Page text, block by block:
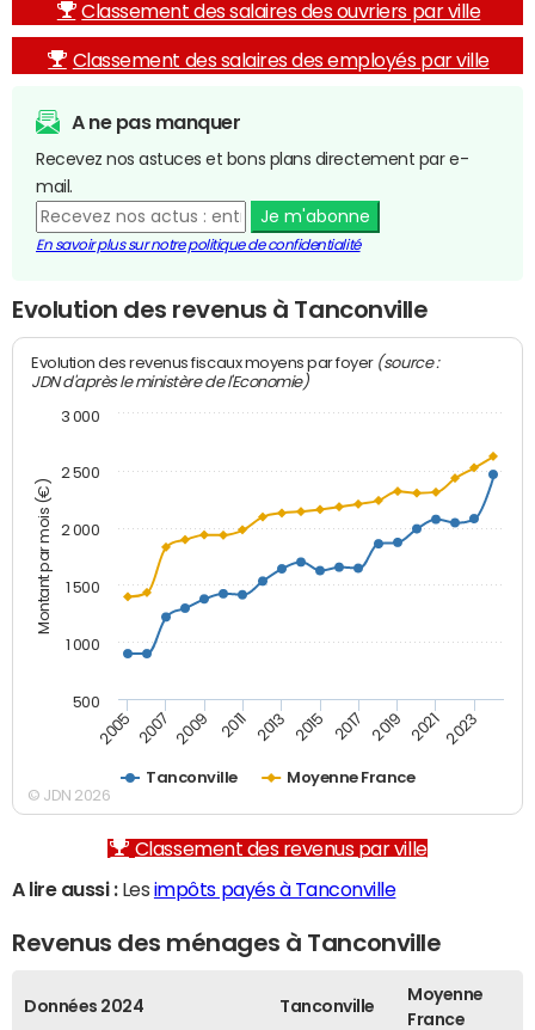
Classement des salaires des ouvriers par ville
Classement des salaires des employés par ville
A ne pas manquer
Recevez nos astuces et bons plans directement par e-
mail.
Je m'abonne
En savoir plus sur notre politique de confidentialité
Evolution des revenus à Tanconville
Montant par mois (€)
Evolution des revenus fiscaux moyens par foyer (source :
JDN d'après le ministère de l'Economie)
Tanconville Moyenne France
2005 2007 2009 2011 2013 2015 2017 2019 2021 2023
500
1 000
1 500
2 000
2 500
3 000
© JDN 2026
Classement des revenus par ville
A lire aussi :Les impôts payés à Tanconville
Revenus des ménages à Tanconville
Données 2024 Tanconville
Moyenne
France